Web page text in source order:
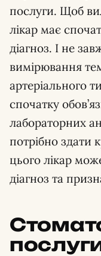
послуги. Щоб
лікар має
діагноз. І не
вимірювання
артеріального
спочатку
лабораторних
потрібно здати
цього лікар
діагноз та